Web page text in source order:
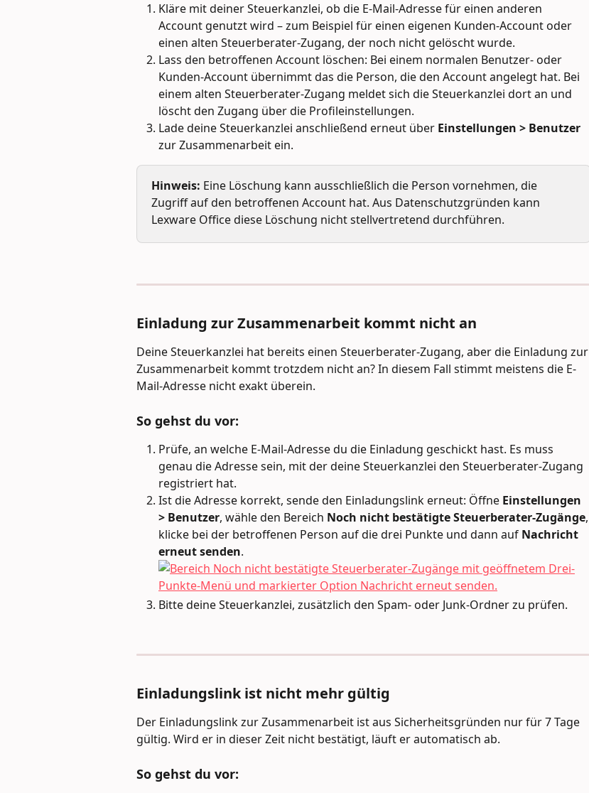
Kläre mit deiner Steuerkanzlei, ob die E-Mail-Adresse für einen anderen
Account genutzt wird – zum Beispiel für einen eigenen Kunden-Account oder
einen alten Steuerberater-Zugang, der noch nicht gelöscht wurde.
Lass den betroffenen Account löschen: Bei einem normalen Benutzer- oder
Kunden-Account übernimmt das die Person, die den Account angelegt hat. Bei
einem alten Steuerberater-Zugang meldet sich die Steuerkanzlei dort an und
löscht den Zugang über die Profileinstellungen.
Lade deine Steuerkanzlei anschließend erneut über Einstellungen > Benutzer
zur Zusammenarbeit ein.
Hinweis: Eine Löschung kann ausschließlich die Person vornehmen, die
Zugriff auf den betroffenen Account hat. Aus Datenschutzgründen kann
Lexware Office diese Löschung nicht stellvertretend durchführen.
Einladung zur Zusammenarbeit kommt nicht an
Deine Steuerkanzlei hat bereits einen Steuerberater-Zugang, aber die Einladung zur
Zusammenarbeit kommt trotzdem nicht an? In diesem Fall stimmt meistens die E-
Mail-Adresse nicht exakt überein.
So gehst du vor:
Prüfe, an welche E-Mail-Adresse du die Einladung geschickt hast. Es muss
genau die Adresse sein, mit der deine Steuerkanzlei den Steuerberater-Zugang
registriert hat.
Ist die Adresse korrekt, sende den Einladungslink erneut: Öffne Einstellungen
> Benutzer, wähle den Bereich Noch nicht bestätigte Steuerberater-Zugänge,
klicke bei der betroffenen Person auf die drei Punkte und dann auf Nachricht
erneut senden.
Bitte deine Steuerkanzlei, zusätzlich den Spam- oder Junk-Ordner zu prüfen.
Einladungslink ist nicht mehr gültig
Der Einladungslink zur Zusammenarbeit ist aus Sicherheitsgründen nur für 7 Tage
gültig. Wird er in dieser Zeit nicht bestätigt, läuft er automatisch ab.
So gehst du vor: